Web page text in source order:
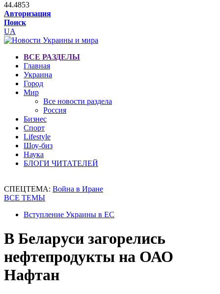
44.4853
Авторизация
Поиск
UA
ВСЕ РАЗДЕЛЫ
Главная
Украина
Город
Мир
Все новости раздела
Россия
Бизнес
Спорт
Lifestyle
Шоу-биз
Наука
БЛОГИ ЧИТАТЕЛЕЙ
СПЕЦТЕМА: Война в Иране
ВСЕ ТЕМЫ
Вступление Украины в ЕС
В Беларуси загорелись
нефтепродукты на ОАО
Нафтан